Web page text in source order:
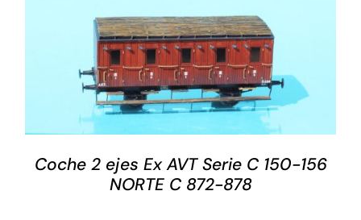
DETALLES
Coche 2 ejes Ex AVT Serie C 150-156
NORTE C 872-878